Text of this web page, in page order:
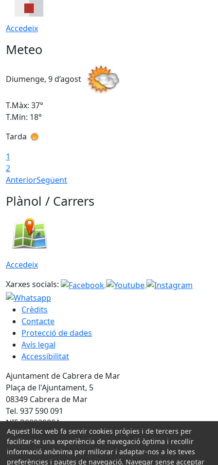
Accedeix
Meteo
Diumenge, 9 d’agost
T.Màx: 37°
T.Min: 18°
Tarda
1
2
AnteriorSegüent
Plànol / Carrers
Accedeix
Xarxes socials:
Crèdits
Contacte
Protecció de dades
Avís legal
Accessibilitat
Ajuntament de Cabrera de Mar
Plaça de l'Ajuntament, 5
08349 Cabrera de Mar
Tel. 937 590 091
NIF P0802900A
Amb la col·laboració de:
Aquest lloc web fa servir cookies pròpies i de tercers per
facilitar-te una experiència de navegació òptima i recollir
informació anònima per millorar i adaptar-nos a les teves
preferències i pautes de navegació. Navegar sense acceptar